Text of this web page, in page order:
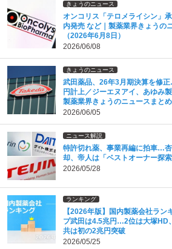
きょうのニュース
オンコリス「テロメライシン」
内発売 など｜製薬業界きょうの
（2026年6月8日）
2026/06/08
きょうのニュース
武田薬品、26年3月期決算を修
円計上／ジーエヌアイ、あゆみ
製薬業界きょうのニュースまと
日）
2026/06/05
ニュース解説
特許切れ薬、事業再編に拍車…
却、帝人は「ベストオーナー探索
2026/05/28
ランキング
【2026年版】国内製薬会社ラ
プ武田は4.5兆円…2位は大塚HD
共は初の2兆円突破
2026/05/25